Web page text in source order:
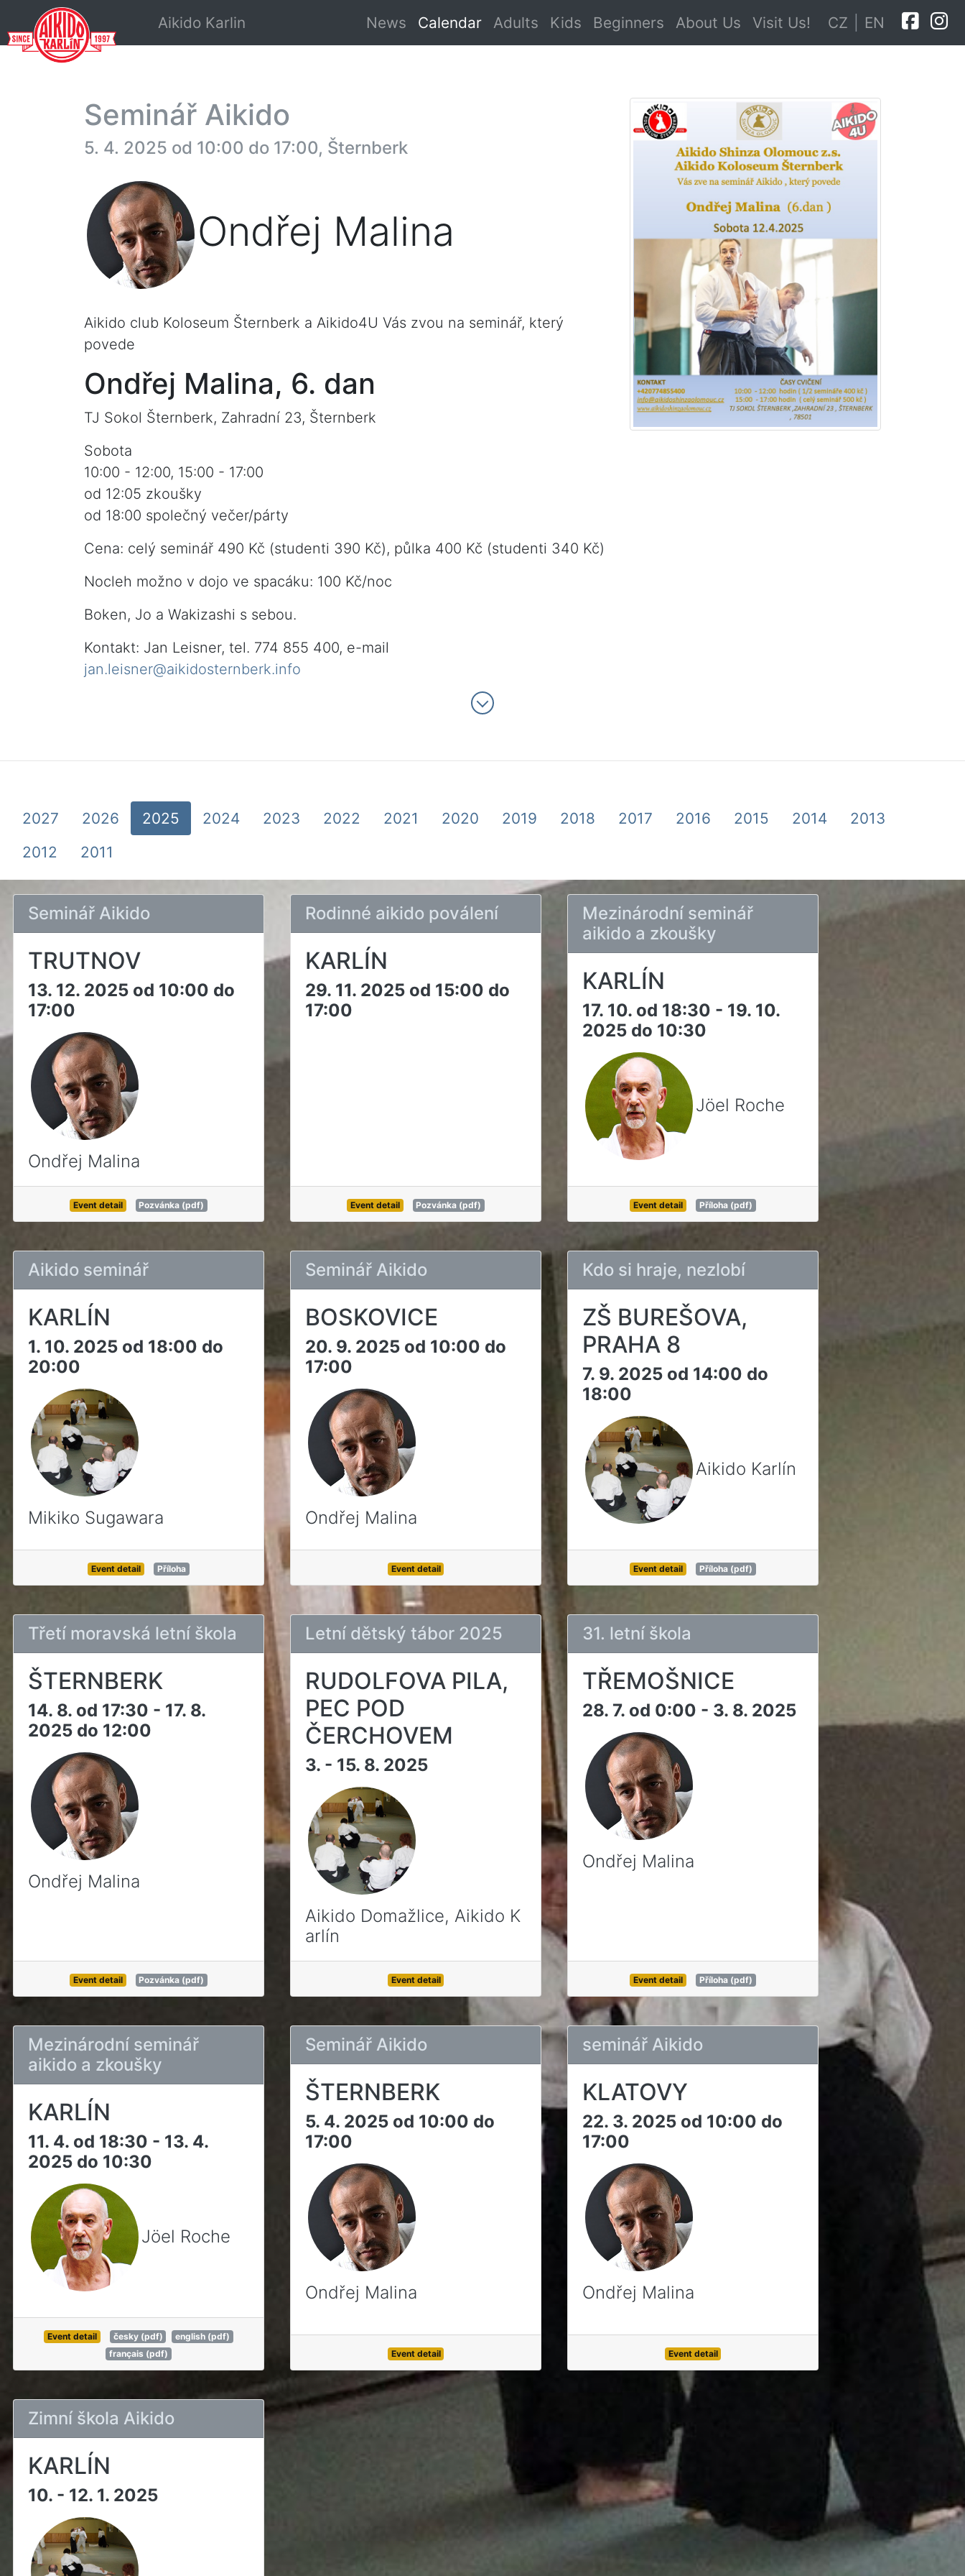
Aikido Karlin News Calendar Adults Kids Beginners About Us Visit Us! CZ EN
Seminář Aikido
5. 4. 2025 od 10:00 do 17:00, Šternberk
Ondřej Malina
Aikido club Koloseum Šternberk a Aikido4U Vás zvou na seminář, který
povede
Ondřej Malina, 6. dan
TJ Sokol Šternberk, Zahradní 23, Šternberk
Sobota
10:00 - 12:00, 15:00 - 17:00
od 12:05 zkoušky
od 18:00 společný večer/párty
Cena: celý seminář 490 Kč (studenti 390 Kč), půlka 400 Kč (studenti 340 Kč)
Nocleh možno v dojo ve spacáku: 100 Kč/noc
Boken, Jo a Wakizashi s sebou.
Kontakt: Jan Leisner, tel. 774 855 400, e-mail
jan.leisner@aikidosternberk.info
2027 2026 2025 2024 2023 2022 2021 2020 2019 2018 2017 2016 2015 2014
2013
2012
2011
Seminář Aikido
TRUTNOV
13. 12. 2025 od 10:00 do
17:00
Ondřej Malina
Event detail Pozvánka (pdf)
Rodinné aikido poválení
KARLÍN
29. 11. 2025 od 15:00 do
17:00
Event detail Pozvánka (pdf)
Mezinárodní seminář
aikido a zkoušky
KARLÍN
17. 10. od 18:30 - 19. 10.
2025 do 10:30
Jöel Roche
Event detail Příloha (pdf)
Aikido seminář
KARLÍN
1. 10. 2025 od 18:00 do
20:00
Mikiko Sugawara
Event detail Příloha
Seminář Aikido
BOSKOVICE
20. 9. 2025 od 10:00 do
17:00
Ondřej Malina
Event detail
Kdo si hraje, nezlobí
ZŠ BUREŠOVA,
PRAHA 8
7. 9. 2025 od 14:00 do
18:00
Aikido Karlín
Event detail Příloha (pdf)
Třetí moravská letní škola
ŠTERNBERK
14. 8. od 17:30 - 17. 8.
2025 do 12:00
Ondřej Malina
Event detail Pozvánka (pdf)
Letní dětský tábor 2025
RUDOLFOVA PILA,
PEC POD
ČERCHOVEM
3. - 15. 8. 2025
Aikido Domažlice, Aikido K
arlín
Event detail
31. letní škola
TŘEMOŠNICE
28. 7. od 0:00 - 3. 8. 2025
Ondřej Malina
Event detail Příloha (pdf)
Mezinárodní seminář
aikido a zkoušky
KARLÍN
11. 4. od 18:30 - 13. 4.
2025 do 10:30
Jöel Roche
Event detail česky (pdf)
english (pdf)
français (pdf)
Seminář Aikido
ŠTERNBERK
5. 4. 2025 od 10:00 do
17:00
Ondřej Malina
Event detail
seminář Aikido
KLATOVY
22. 3. 2025 od 10:00 do
17:00
Ondřej Malina
Event detail
Zimní škola Aikido
KARLÍN
10. - 12. 1. 2025